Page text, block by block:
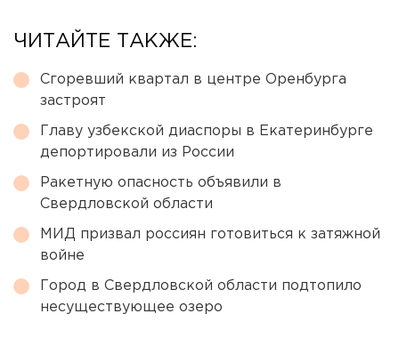
ЧИТАЙТЕ ТАКЖЕ:
Сгоревший квартал в центре Оренбурга
застроят
Главу узбекской диаспоры в Екатеринбурге
депортировали из России
Ракетную опасность объявили в
Свердловской области
МИД призвал россиян готовиться к затяжной
войне
Город в Свердловской области подтопило
несуществующее озеро